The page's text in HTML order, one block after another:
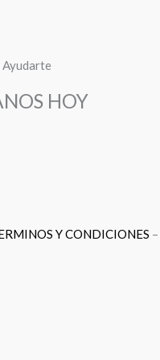
Ayudarte
HOY
Y CONDICIONES –